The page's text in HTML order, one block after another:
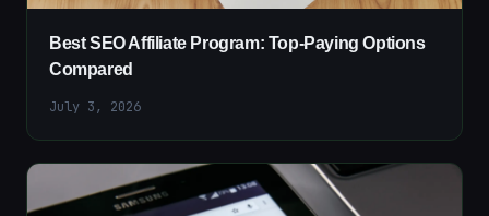
Best SEO Affiliate Program: Top-Paying Options
Compared
July 3, 2026